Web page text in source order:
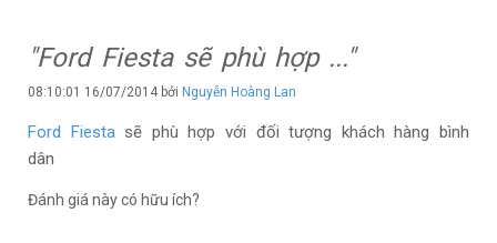
"Ford Fiesta sẽ phù hợp ..."
08:10:01 16/07/2014 bởi Nguyễn Hoàng Lan
Ford Fiestasẽ phù hợp với đối tượng khách hàng bình
dân
Đánh giá này có hữu ích?